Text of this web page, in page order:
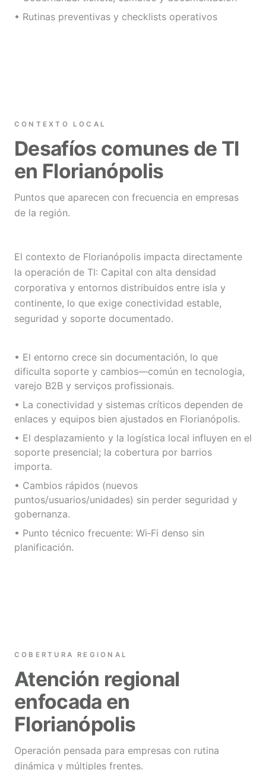
• Rutinas preventivas y checklists operativos
CONTEXTO LOCAL
Desafíos comunes de TI
en Florianópolis
Puntos que aparecen con frecuencia en empresas
de la región.
El contexto de Florianópolis impacta directamente
la operación de TI: Capital con alta densidad
corporativa y entornos distribuidos entre isla y
continente, lo que exige conectividad estable,
seguridad y soporte documentado.
• El entorno crece sin documentación, lo que
dificulta soporte y cambios—común en tecnologia,
varejo B2B y serviços profissionais.
• La conectividad y sistemas críticos dependen de
enlaces y equipos bien ajustados en Florianópolis.
• El desplazamiento y la logística local influyen en el
soporte presencial; la cobertura por barrios
importa.
• Cambios rápidos (nuevos
puntos/usuarios/unidades) sin perder seguridad y
gobernanza.
• Punto técnico frecuente: Wi‑Fi denso sin
planificación.
COBERTURA REGIONAL
Atención regional
enfocada en
Florianópolis
Operación pensada para empresas con rutina
dinámica y múltiples frentes.